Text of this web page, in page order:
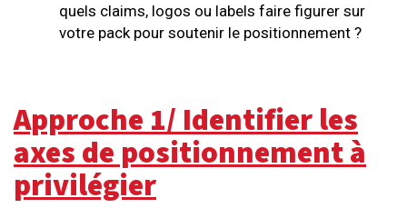
quels claims, logos ou labels faire figurer sur
votre pack pour soutenir le positionnement ?
Approche 1/Identifier les
axes de positionnement à
privilégier